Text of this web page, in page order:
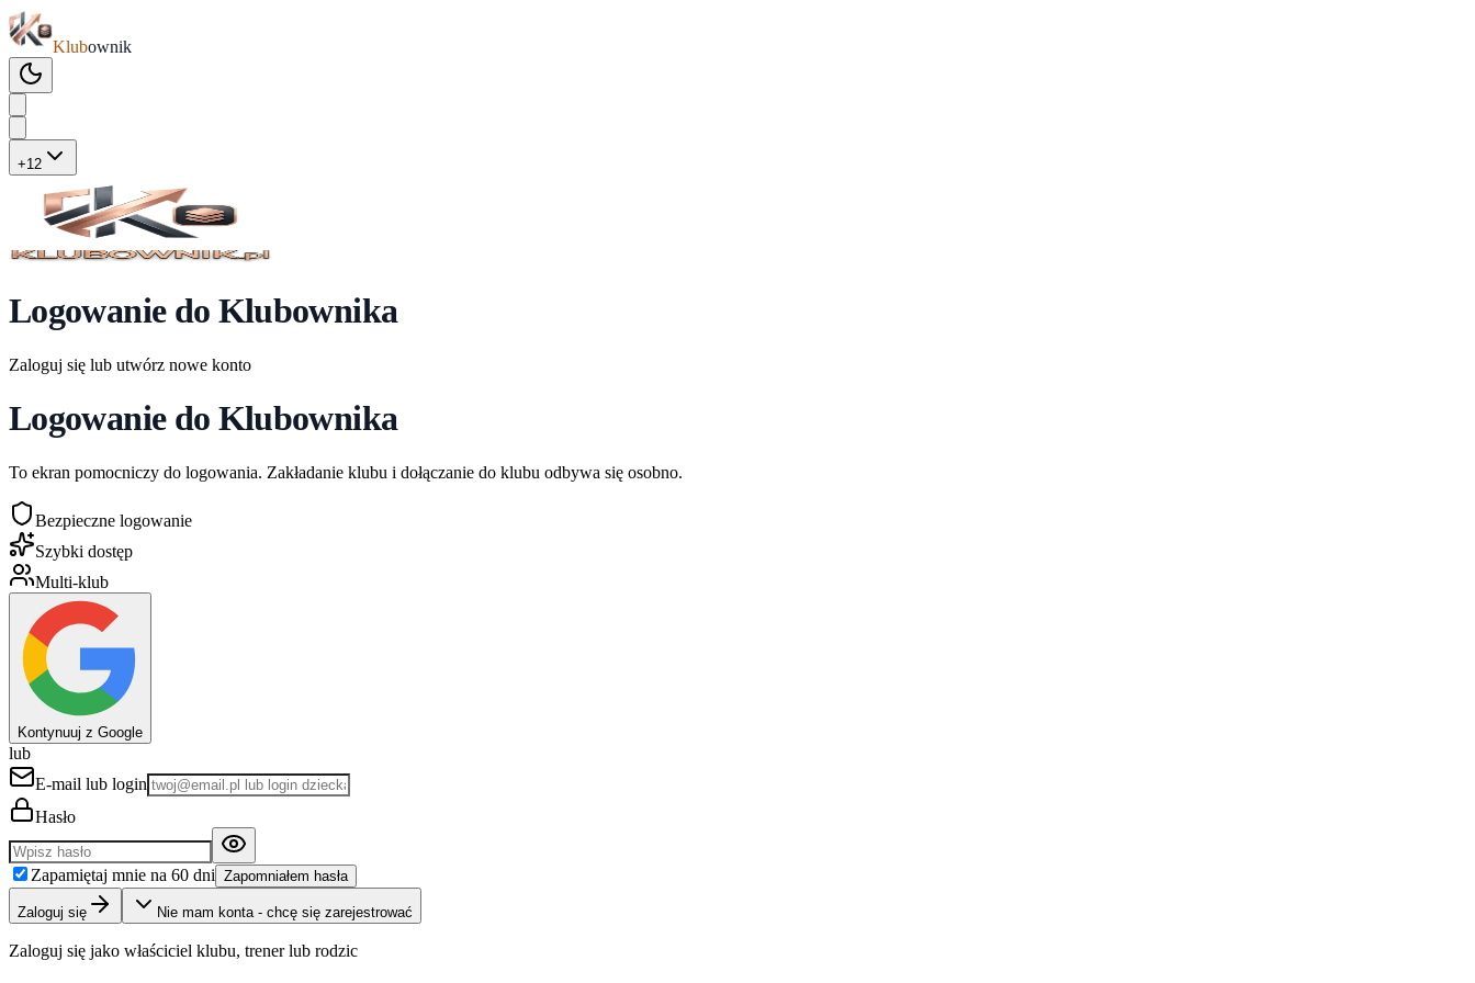
Klubownik
+12
Logowanie do Klubownika
Zaloguj się lub utwórz nowe konto
Logowanie do Klubownika
To ekran pomocniczy do logowania. Zakładanie klubu i dołączanie do klubu odbywa się osobno.
Bezpieczne logowanie
Szybki dostęp
Multi-klub
Kontynuuj z Google
lub
E-mail lub login
Hasło
Zapamiętaj mnie na 60 dni Zapomniałem hasła
Zaloguj się Nie mam konta - chcę się zarejestrować
Zaloguj się jako właściciel klubu, trener lub rodzic